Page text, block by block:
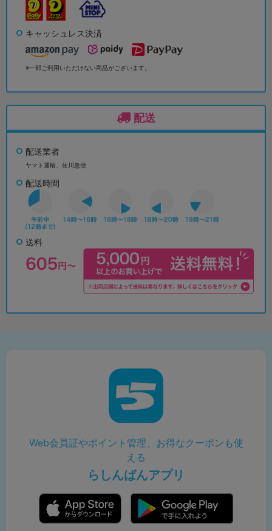
キャッシュレス決済
※一部ご利用いただけない商品がございます。
配送
配送業者
ヤマト運輸、佐川急便
配送時間
送料
Web会員証やポイント管理、お得なクーポンも使
える
らしんばんアプリ